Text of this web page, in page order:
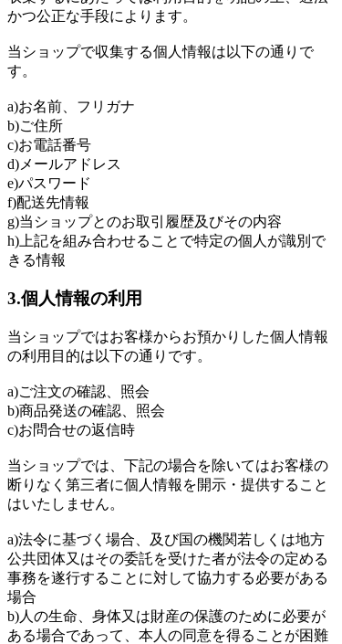
かつ公正な手段によります。
当ショップで収集する個人情報は以下の通りで
す。
a)お名前、フリガナ
b)ご住所
c)お電話番号
d)メールアドレス
e)パスワード
f)配送先情報
g)当ショップとのお取引履歴及びその内容
h)上記を組み合わせることで特定の個人が識別で
きる情報
3.個人情報の利用
当ショップではお客様からお預かりした個人情報
の利用目的は以下の通りです。
a)ご注文の確認、照会
b)商品発送の確認、照会
c)お問合せの返信時
当ショップでは、下記の場合を除いてはお客様の
断りなく第三者に個人情報を開示・提供すること
はいたしません。
a)法令に基づく場合、及び国の機関若しくは地方
公共団体又はその委託を受けた者が法令の定める
事務を遂行することに対して協力する必要がある
場合
b)人の生命、身体又は財産の保護のために必要が
ある場合であって、本人の同意を得ることが困難